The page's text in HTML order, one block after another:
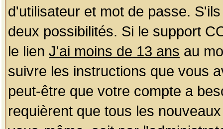
d'utilisateur et mot de passe.
deux possibilités. Si le support
le lien J'ai moins de 13 ans au
suivre les instructions que vous
peut-être que votre compte a
requièrent que tous les